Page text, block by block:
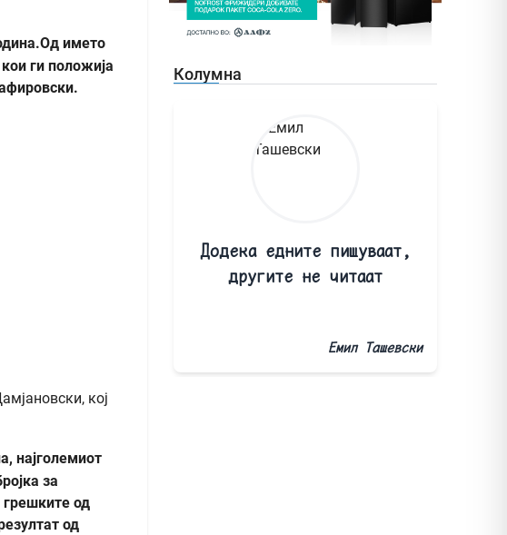
името
ги положија
кој
најголемиот
за
од
од
Колумна
Додека едните пишуваат,
другите не читаат
Емил Ташевски